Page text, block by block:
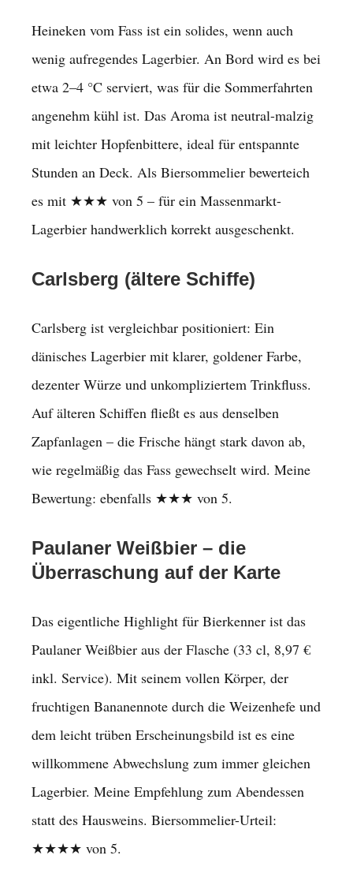
Heineken vom Fass ist ein solides, wenn auch
wenig aufregendes Lagerbier. An Bord wird es bei
etwa 2–4 °C serviert, was für die Sommerfahrten
angenehm kühl ist. Das Aroma ist neutral-malzig
mit leichter Hopfenbittere, ideal für entspannte
Stunden an Deck. Als Biersommelier bewerteich
es mit ★★★ von 5 – für ein Massenmarkt-
Lagerbier handwerklich korrekt ausgeschenkt.
Carlsberg (ältere Schiffe)
Carlsberg ist vergleichbar positioniert: Ein
dänisches Lagerbier mit klarer, goldener Farbe,
dezenter Würze und unkompliziertem Trinkfluss.
Auf älteren Schiffen fließt es aus denselben
Zapfanlagen – die Frische hängt stark davon ab,
wie regelmäßig das Fass gewechselt wird. Meine
Bewertung: ebenfalls ★★★ von 5.
Paulaner Weißbier – die
Überraschung auf der Karte
Das eigentliche Highlight für Bierkenner ist das
Paulaner Weißbier aus der Flasche (33 cl, 8,97 €
inkl. Service). Mit seinem vollen Körper, der
fruchtigen Bananennote durch die Weizenhefe und
dem leicht trüben Erscheinungsbild ist es eine
willkommene Abwechslung zum immer gleichen
Lagerbier. Meine Empfehlung zum Abendessen
statt des Hausweins. Biersommelier-Urteil:
★★★★ von 5.